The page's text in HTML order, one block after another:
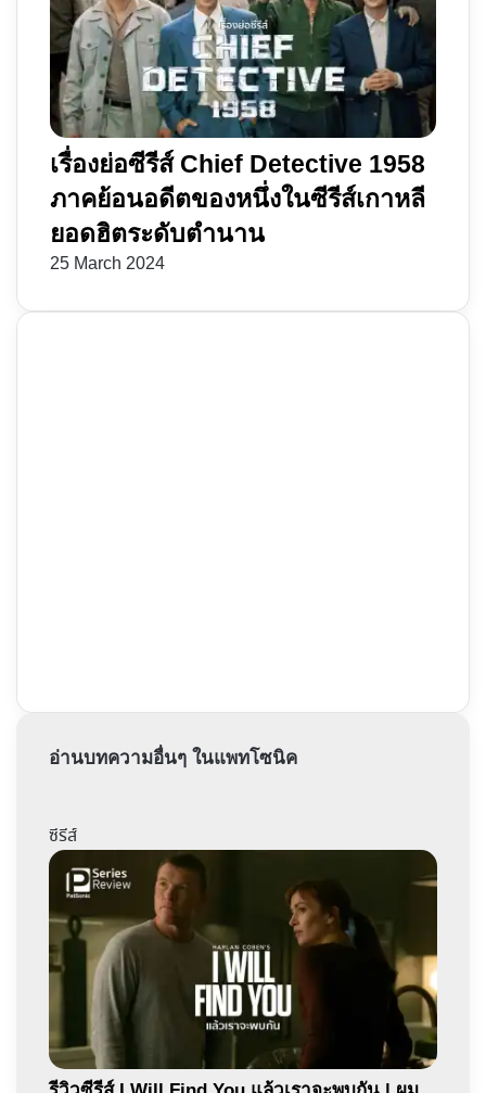
เรื่องย่อซีรีส์ Chief Detective 1958
ภาคย้อนอดีตของหนึ่งในซีรีส์เกาหลี
ยอดฮิตระดับตำนาน
25 March 2024
อ่านบทความอื่นๆ ในแพทโซนิค
ซีรีส์